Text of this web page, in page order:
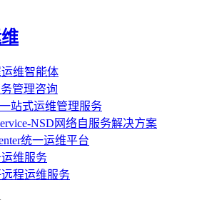
维智能体
管理咨询
站式运维管理服务
NSD网络自服务解决方案
统一运维平台
维服务
程运维服务